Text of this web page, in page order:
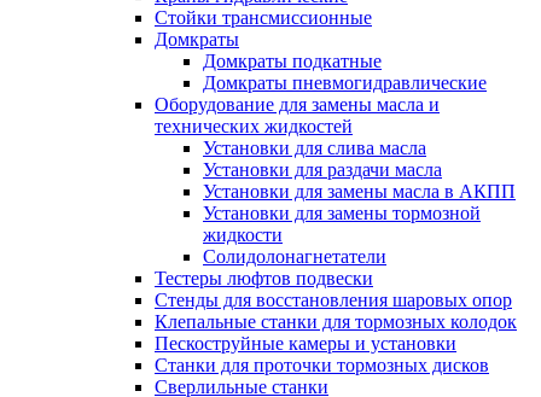
Стойки трансмиссионные
Домкраты
Домкраты подкатные
Домкраты пневмогидравлические
Оборудование для замены масла и
технических жидкостей
Установки для слива масла
Установки для раздачи масла
Установки для замены масла в АКПП
Установки для замены тормозной
жидкости
Солидолонагнетатели
Тестеры люфтов подвески
Стенды для восстановления шаровых опор
Клепальные станки для тормозных колодок
Пескоструйные камеры и установки
Станки для проточки тормозных дисков
Сверлильные станки